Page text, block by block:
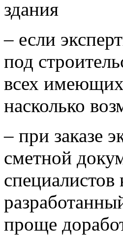
здания
– если
под
всех
насколько
– при заказе
сметной
специалистов
проще